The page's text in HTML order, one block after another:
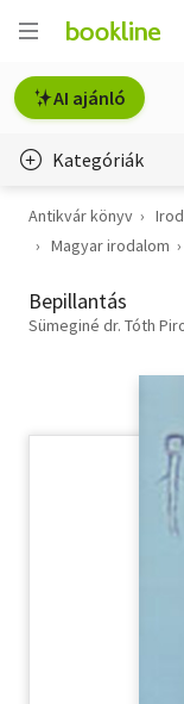
AI ajánló
Kategóriák
Életmód, egészség
Gyermek- és ifjúsági
Hobbi, szabadidő
Antikvár könyv
Magyar irodalom
Bepillantás
Sümeginé dr. Tóth